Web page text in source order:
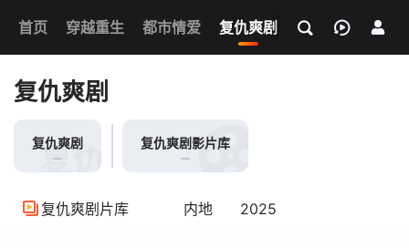
首页 穿越重生 都市情爱 复仇爽剧 玄幻武侠 奇幻
我的观影记录
复仇爽剧
复仇爽剧
复仇爽剧复仇爽剧影片库
复仇爽剧片库 内地 2025